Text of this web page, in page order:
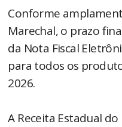
Conforme
Marechal, o prazo
da Nota Fiscal
para todos os
2026.
A Receita Estadual